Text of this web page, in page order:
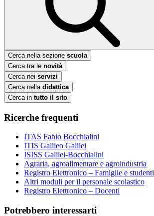
Cerca nella sezione scuola
Cerca tra le novità
Cerca nei servizi
Cerca nella didattica
Cerca in tutto il sito
Ricerche frequenti
ITAS Fabio Bocchialini
ITIS Galileo Galilei
ISISS Galilei-Bocchialini
Agraria, agroalimentare e agroindustria
Registro Elettronico – Famiglie e studenti
Altri moduli per il personale scolastico
Registro Elettronico – Docenti
Potrebbero interessarti